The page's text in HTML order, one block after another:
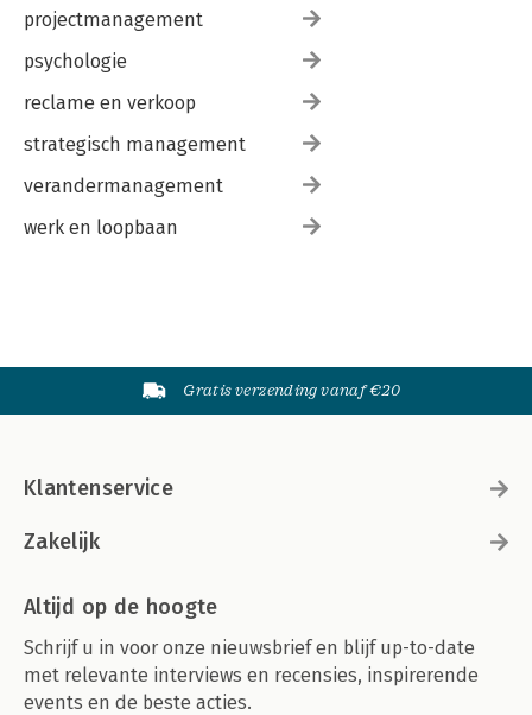
projectmanagement
psychologie
reclame en verkoop
strategisch management
verandermanagement
werk en loopbaan
Gratis verzending vanaf €20
Klantenservice
Zakelijk
Altijd op de hoogte
Schrijf u in voor onze nieuwsbrief en blijf up-to-date
met relevante interviews en recensies, inspirerende
events en de beste acties.